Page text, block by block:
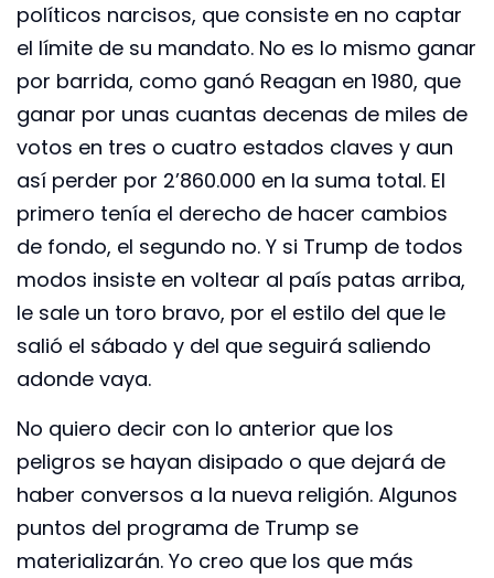
políticos narcisos, que consiste en no captar
el límite de su mandato. No es lo mismo ganar
por barrida, como ganó Reagan en 1980, que
ganar por unas cuantas decenas de miles de
votos en tres o cuatro estados claves y aun
así perder por 2’860.000 en la suma total. El
primero tenía el derecho de hacer cambios
de fondo, el segundo no. Y si Trump de todos
modos insiste en voltear al país patas arriba,
le sale un toro bravo, por el estilo del que le
salió el sábado y del que seguirá saliendo
adonde vaya.
No quiero decir con lo anterior que los
peligros se hayan disipado o que dejará de
haber conversos a la nueva religión. Algunos
puntos del programa de Trump se
materializarán. Yo creo que los que más